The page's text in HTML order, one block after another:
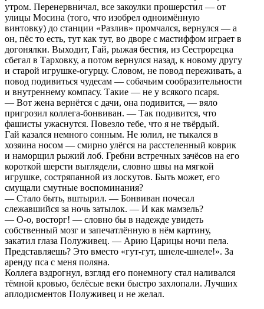
утром. Перенервничал, все закоулки прошерстил — от
улицы Мосина (того, что изобрел одноимённую
винтовку) до станции «Разлив» промчался, вернулся — а
он, пёс то есть, тут как тут, во дворе с мастиффом играет в
догонялки. Выходит, Гай, рыжая бестия, из Сестрорецка
сбегал в Тарховку, а потом вернулся назад, к новому другу
и старой игрушке-огурцу. Словом, не повод переживать, а
повод подивиться чудесам — собачьим сообразительности
и внутреннему компасу. Такие — не у всякого псаря.
— Вот жена вернётся с дачи, она подивится, — вяло
пригрозил коллега-бонвиван. — Так подивится, что
фашисты ужаснутся. Повезло тебе, что я не твёрдый.
Гай казался немного сонным. Не юлил, не тыкался в
хозяина носом — смирно улёгся на расстеленный коврик
и наморщил рыжий лоб. Гребни встречных зачёсов на его
короткой шерсти выглядели, словно швы на мягкой
игрушке, состряпанной из лоскутов. Быть может, его
смущали смутные воспоминания?
— Стало быть, вштырил. — Бонвиван почесал
слежавшийся за ночь затылок. — И как мамзель?
— О-о, восторг! — словно бы в надежде увидеть
собственный мозг и запечатлённую в нём картину,
закатил глаза Полуживец. — Арию Царицы ночи пела.
Представляешь? Это вместо «гут-гут, шнеле-шнеле!». За
аренду пса с меня поляна.
Коллега вздрогнул, взгляд его понемногу стал наливался
тёмной кровью, белёсые веки быстро захлопали. Лучших
аплодисментов Полуживец и не желал.